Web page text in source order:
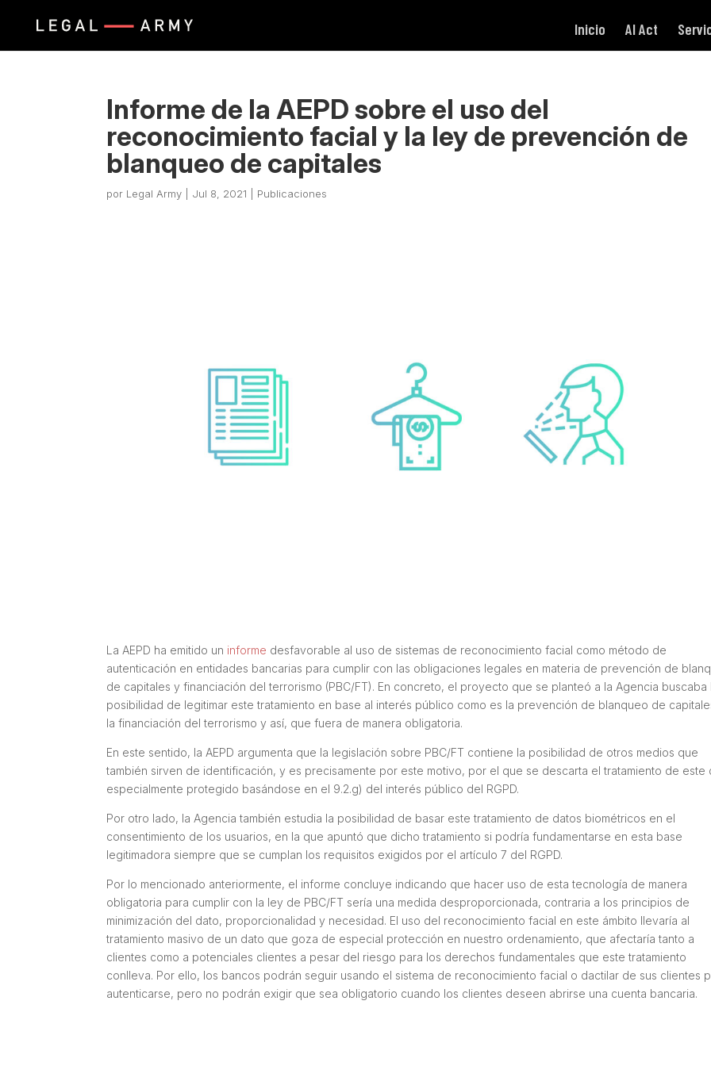
Inicio AI Act
Informe de la AEPD sobre el uso del
reconocimiento facial y la ley de prevención de
blanqueo de capitales
por Legal Army Jul 8, 2021 Publicaciones
La AEPD ha emitido un informe desfavorable al uso de sistemas de reconocimiento facial como método de
autenticación en entidades bancarias para cumplir con las obligaciones legales en materia de prevención de
de capitales y financiación del terrorismo (PBC/FT). En concreto, el proyecto que se planteó a la Agencia buscaba
posibilidad de legitimar este tratamiento en base al interés público como es la prevención de blanqueo de
la financiación del terrorismo y así, que fuera de manera obligatoria.
En este sentido, la AEPD argumenta que la legislación sobre PBC/FT contiene la posibilidad de otros medios que
también sirven de identificación, y es precisamente por este motivo, por el que se descarta el tratamiento de este
especialmente protegido basándose en el 9.2.g) del interés público del RGPD.
Por otro lado, la Agencia también estudia la posibilidad de basar este tratamiento de datos biométricos en el
consentimiento de los usuarios, en la que apuntó que dicho tratamiento si podría fundamentarse en esta base
legitimadora siempre que se cumplan los requisitos exigidos por el artículo 7 del RGPD.
Por lo mencionado anteriormente, el informe concluye indicando que hacer uso de esta tecnología de manera
obligatoria para cumplir con la ley de PBC/FT sería una medida desproporcionada, contraria a los principios de
minimización del dato, proporcionalidad y necesidad. El uso del reconocimiento facial en este ámbito llevaría al
tratamiento masivo de un dato que goza de especial protección en nuestro ordenamiento, que afectaría tanto a
clientes como a potenciales clientes a pesar del riesgo para los derechos fundamentales que este tratamiento
conlleva. Por ello, los bancos podrán seguir usando el sistema de reconocimiento facial o dactilar de sus clientes
autenticarse, pero no podrán exigir que sea obligatorio cuando los clientes deseen abrirse una cuenta bancaria.